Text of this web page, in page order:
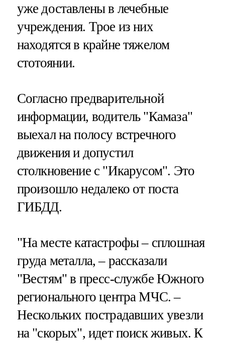
уже доставлены в лечебные
учреждения. Трое из них
находятся в крайне тяжелом
стотоянии.
Согласно предварительной
информации, водитель "Камаза"
выехал на полосу встречного
движения и допустил
столкновение с "Икарусом". Это
произошло недалеко от поста
ГИБДД.
"На месте катастрофы – сплошная
груда металла, – рассказали
"Вестям" в пресс-службе Южного
регионального центра МЧС. –
Нескольких пострадавших увезли
на "скорых", идет поиск живых. К